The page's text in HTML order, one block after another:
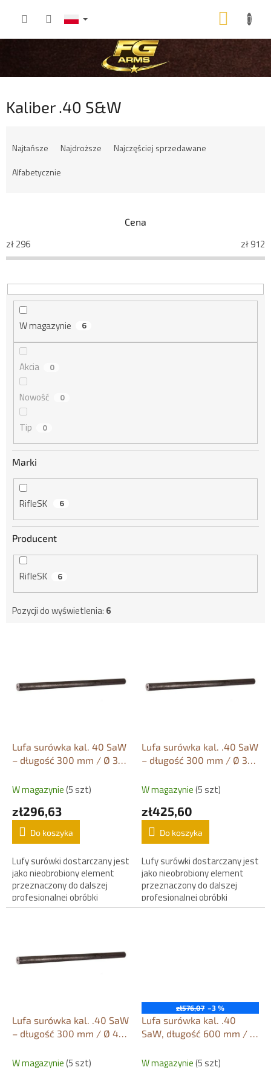
Kaliber .40 S&W
e
o
Najtańsze Najdroższe
Najczęściej sprzedawane
Alfabetycznie
Cena
zł296 zł912
W magazynie 6
Akcia 0
Nowość 0
Tip 0
Marki
RifleSK 6
Producent
RifleSK 6
Pozycji do wyświetlenia: 6
w
Lufa surówka kal. 40 SaW
– długość 300 mm / Ø 30
W magazynie(5 szt)
zł296,63
Do koszyka
Lufy surówki dostarczany jest
jako nieobrobiony element
przeznaczony do dalszej
profesjonalnej obróbki
rusznikarskiej.
Lufa surówka kal. .40 SaW
– długość 300 mm / Ø 35
W magazynie(5 szt)
zł425,60
Do koszyka
Lufy surówki dostarczany jest
jako nieobrobiony element
przeznaczony do dalszej
profesjonalnej obróbki
rusznikarskiej.
Lufa surówka kal. .40 SaW
– długość 300 mm / Ø 40
W magazynie(5 szt)
zł576,07 –3 %
Lufa surówka kal. .40
SaW, długość 600 mm / Ø
W magazynie(5 szt)